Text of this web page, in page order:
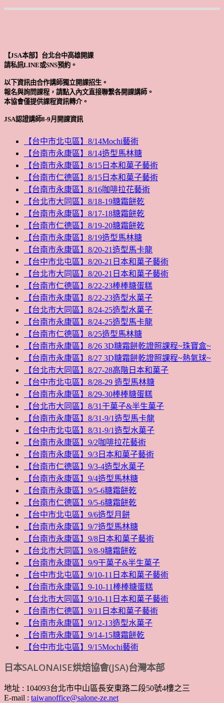
【JSA本部】台北台中高雄開課
請私訊LINE或SNS預約。
以下資訊由合作講師獨立開課招生。
報名與詢問課程，請點入內文直接聯繫各開課講師。
本協會僅提供課程資訊轉介。
JSA認證講師8-9月開課資訊
【台中市北屯區】8/14Mochi藝術
【台南市永康區】8/14造型馬林糖
【台南市永康區】8/15日本和菓子藝術
【台南市仁德區】8/15日本和菓子藝術
【台南市永康區】8/16咖啡拉花藝術
【台北市大同區】8/18-19糖霜餅乾
【台南市永康區】8/17-18糖霜餅乾
【台南市仁德區】8/19-20糖霜餅乾
【台南市永康區】8/19造型馬林糖
【台南市永康區】8/20-21造型馬卡龍
【台中市北屯區】8/20-21日本和菓子藝術
【台北市大同區】8/20-21日本和菓子藝術
【台南市仁德區】8/22-23棒棒糖蛋糕
【台南市永康區】8/22-23造型水菓子
【台北市大同區】8/24-25造型水菓子
【台南市永康區】8/24-25造型馬卡龍
【台南市仁德區】8/25造型馬林糖
【台南市永康區】8/26 3D糖霜餅乾證照課程~珠寶盒~
【台南市永康區】8/27 3D糖霜餅乾證照課程~熱氣球~
【台北市大同區】8/27-28高階日本和菓子
【台中市北屯區】8/28-29 造型馬林糖
【台南市永康區】8/29-30棒棒糖蛋糕
【台北市大同區】8/31干菓子&半生菓子
【台南市永康區】8/31-9/1造型馬卡龍
【台中市北屯區】8/31-9/1造型水菓子
【台南市永康區】9/2咖啡拉花藝術
【台南市永康區】9/3日本和菓子藝術
【台南市仁德區】9/3-4造型水菓子
【台南市永康區】9/4造型馬林糖
【台南市永康區】9/5-6糖霜餅乾
【台南市仁德區】9/5-6糖霜餅乾
【台中市北屯區】9/6造型月餅
【台南市永康區】9/7造型馬林糖
【台南市永康區】9/8日本和菓子藝術
【台北市大同區】9/8-9糖霜餅乾
【台南市永康區】9/9干菓子&半生菓子
【台中市北屯區】9/10-11日本和菓子藝術
【台南市永康區】9-10-11棒棒糖蛋糕
【台北市大同區】9/10-11日本和菓子藝術
【台南市仁德區】9/11日本和菓子藝術
【台南市永康區】9/12-13造型水菓子
【台南市永康區】9/14-15糖霜餅乾
【台中市北屯區】9/15Mochi藝術
日本SALONAISE烘焙協會(JSA)台灣本部
地址 : 104093台北市中山區長安東路二段50號4樓之三
E-mail : taiwanoffice@salone-ze.net